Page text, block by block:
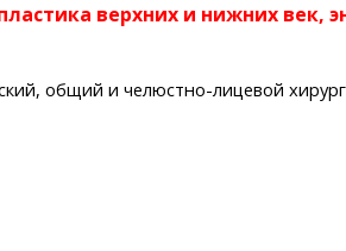
верхних и нижних век,
общий и челюстно-лицевой